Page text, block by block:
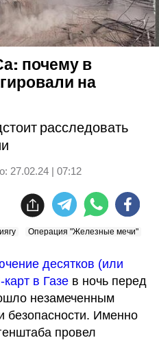
почему в
на
расследовать
27.02.24 | 07:12
Операция "Железные мечи"
десятков (или
в Газе в ночь перед
незамеченным
безопасности. Именно
провел